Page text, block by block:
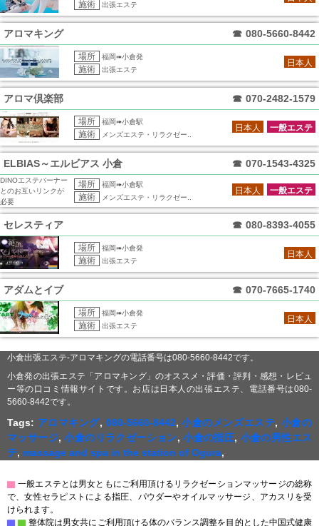
施術 出張エステ
アロマキング ☎ 080-5660-8442
場所 福岡➠小倉発
施術 出張エステ
日本人
アロマ倶楽部 ☎ 070-2482-1579
場所 福岡➠小倉駅
施術 メンズエステ・リラクゼー..
一般エステ
日本人
ELBIAS～エルビアス 小倉 ☎ 070-1543-4325
DINOエステバーナー
とのお互いリンクが
必要
場所 福岡➠小倉駅
施術 メンズエステ・リラクゼー..
一般エステ
日本人
セレスティア ☎ 080-8393-4055
場所 福岡➠小倉発
施術 出張エステ
日本人
アダムとイブ ☎ 070-7665-1740
場所 福岡➠小倉発
施術 出張エステ
日本人
小倉出張エステ-アロマキングの電話番号は080-5660-8442です。
小倉発の出張エステ「アロマキング」のオススメ・評価・評判・感想・レビュ
ー等の口コミ情報サイトです。お店は日本人の出張エステ、電話番号は080-
5660-8442です。
Tags: アロマキング, 080-5660-8442,小倉のメンズエステ, 小倉の
マッサージ,小倉のリラクゼーション,小倉の指圧, 小倉の男性エス
テ, massage and spa in the station of Ogura,
▇ 一般エステとは男女ともにご利用頂けるリラクゼーションマッサージの総称
で、女性セラピストによる指圧、パウダーやオイルマッサージ、アカスリを受
けられます。
▇ ▇ 整体院は男女共にご利用頂ける体のバランス調整を目的とした中国式健康